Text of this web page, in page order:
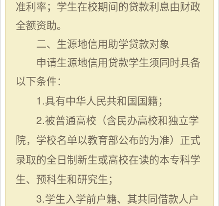
准利率；学生在校期间的贷款利息由财政
全额资助。
二、生源地信用助学贷款对象
申请生源地信用贷款学生须同时具备
以下条件：
1.具有中华人民共和国国籍；
2.被普通高校（含民办高校和独立学
院，学校名单以教育部公布的为准）正式
录取的全日制新生或高校在读的本专科学
生、预科生和研究生；
3.学生入学前户籍、其共同借款人户